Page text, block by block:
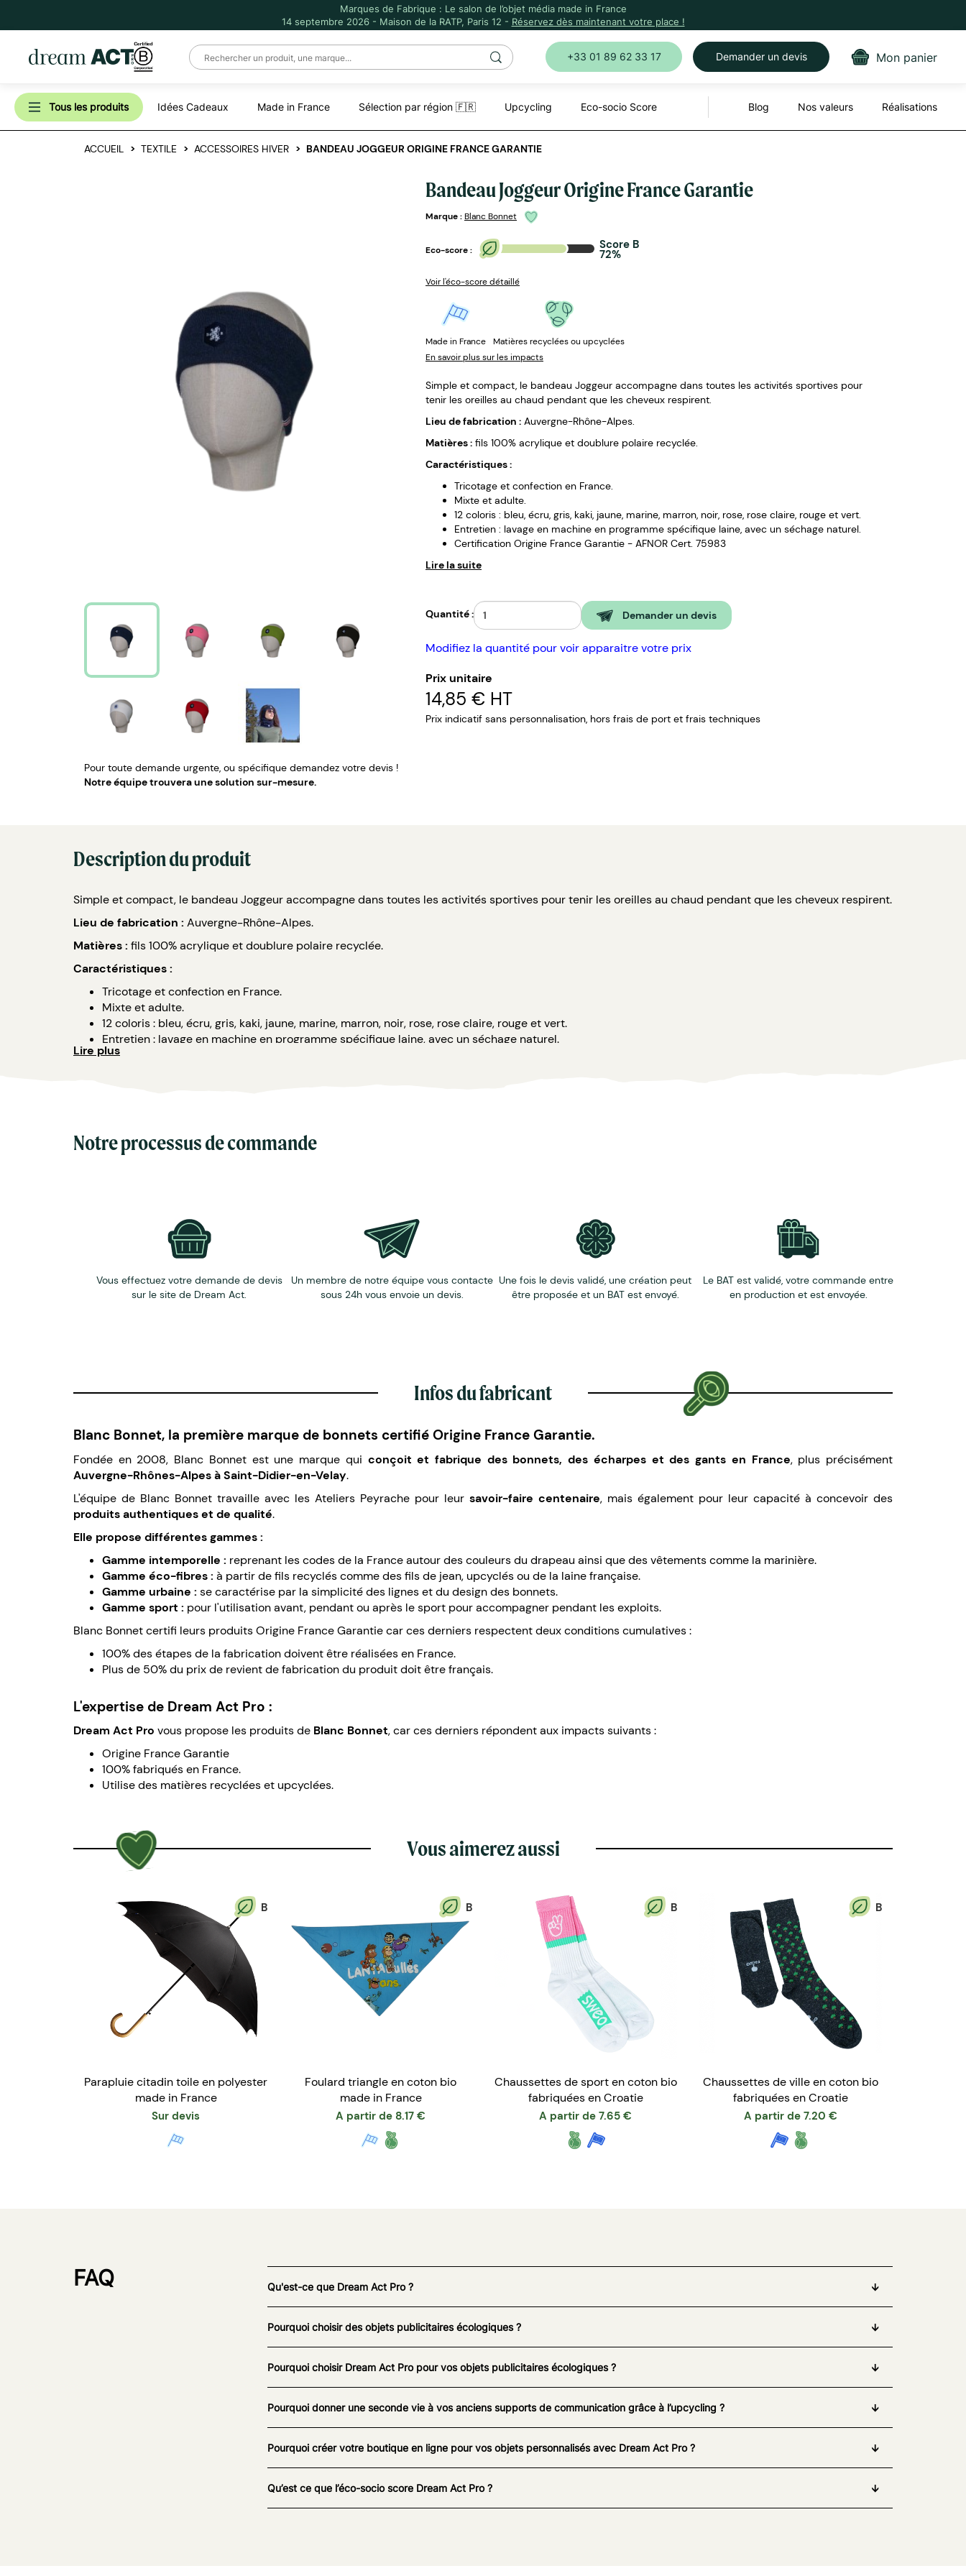
Marques de Fabrique : Le salon de l’objet média made in France
14 septembre 2026 - Maison de la RATP, Paris 12 - Réservez dès maintenant votre place !
+33 01 89 62 33 17 Demander un devis Mon panier
Tous les produits Idées Cadeaux Made in France Sélection par région 🇫🇷 Upcycling Eco-socio Score Blog Nos valeurs Réalisations
ACCUEIL TEXTILE ACCESSOIRES HIVER BANDEAU JOGGEUR ORIGINE FRANCE GARANTIE
Pour toute demande urgente, ou spécifique demandez votre devis !
Notre équipe trouvera une solution sur-mesure.
Bandeau Joggeur Origine France Garantie
Marque :Blanc Bonnet
Eco-score : Score B
72%
Voir l'éco-score détaillé
Made in France
Matières recyclées ou upcyclées
En savoir plus sur les impacts
Simple et compact, le bandeau Joggeur accompagne dans toutes les activités sportives pour
tenir les oreilles au chaud pendant que les cheveux respirent.
Lieu de fabrication : Auvergne-Rhône-Alpes.
Matières : fils 100% acrylique et doublure polaire recyclée.
Caractéristiques :
Tricotage et confection en France.
Mixte et adulte.
12 coloris : bleu, écru, gris, kaki, jaune, marine, marron, noir, rose, rose claire, rouge et vert.
Entretien : lavage en machine en programme spécifique laine, avec un séchage naturel.
Certification Origine France Garantie - AFNOR Cert. 75983
Lire la suite
Quantité : Demander un devis
Modifiez la quantité pour voir apparaitre votre prix
Prix unitaire
14,85 € HT
Prix indicatif sans personnalisation, hors frais de port et frais techniques
Description du produit
Simple et compact, le bandeau Joggeur accompagne dans toutes les activités sportives pour tenir les oreilles au chaud pendant que les cheveux respirent.
Lieu de fabrication : Auvergne-Rhône-Alpes.
Matières : fils 100% acrylique et doublure polaire recyclée.
Caractéristiques :
Tricotage et confection en France.
Mixte et adulte.
12 coloris : bleu, écru, gris, kaki, jaune, marine, marron, noir, rose, rose claire, rouge et vert.
Entretien : lavage en machine en programme spécifique laine, avec un séchage naturel.
Certification Origine France Garantie - AFNOR Cert. 75983
Lire plus
Notre processus de commande
Vous effectuez votre demande de devis
sur le site de Dream Act.
Un membre de notre équipe vous contacte
sous 24h vous envoie un devis.
Une fois le devis validé, une création peut
être proposée et un BAT est envoyé.
Le BAT est validé, votre commande entre
en production et est envoyée.
Infos du fabricant
Blanc Bonnet, la première marque de bonnets certifié Origine France Garantie.
Fondée en 2008, Blanc Bonnet est une marque qui conçoit et fabrique des bonnets, des écharpes et des gants en France, plus précisément
Auvergne-Rhônes-Alpes à Saint-Didier-en-Velay.
L'équipe de Blanc Bonnet travaille avec les Ateliers Peyrache pour leur savoir-faire centenaire, mais également pour leur capacité à concevoir des
produits authentiques et de qualité.
Elle propose différentes gammes :
Gamme intemporelle : reprenant les codes de la France autour des couleurs du drapeau ainsi que des vêtements comme la marinière.
Gamme éco-fibres : à partir de fils recyclés comme des fils de jean, upcyclés ou de la laine française.
Gamme urbaine : se caractérise par la simplicité des lignes et du design des bonnets.
Gamme sport : pour l'utilisation avant, pendant ou après le sport pour accompagner pendant les exploits.
Blanc Bonnet certifi leurs produits Origine France Garantie car ces derniers respectent deux conditions cumulatives :
100% des étapes de la fabrication doivent être réalisées en France.
Plus de 50% du prix de revient de fabrication du produit doit être français.
L'expertise de Dream Act Pro :
Dream Act Pro vous propose les produits de Blanc Bonnet, car ces derniers répondent aux impacts suivants :
Origine France Garantie
100% fabriqués en France.
Utilise des matières recyclées et upcyclées.
Vous aimerez aussi
B
Parapluie citadin toile en polyester
made in France
Sur devis
B
Foulard triangle en coton bio
made in France
A partir de 8.17 €
B
Chaussettes de sport en coton bio
fabriquées en Croatie
A partir de 7.65 €
B
Chaussettes de ville en coton bio
fabriquées en Croatie
A partir de 7.20 €
FAQ Qu'est-ce que Dream Act Pro ?
Pourquoi choisir des objets publicitaires écologiques ?
Pourquoi choisir Dream Act Pro pour vos objets publicitaires écologiques ?
Pourquoi donner une seconde vie à vos anciens supports de communication grâce à l’upcycling ?
Pourquoi créer votre boutique en ligne pour vos objets personnalisés avec Dream Act Pro ?
Qu’est ce que l’éco-socio score Dream Act Pro ?